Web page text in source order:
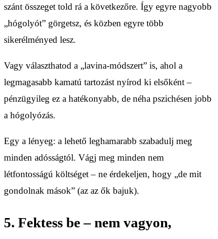
szánt összeget told rá a következőre. Így egyre nagyobb
„hógolyót” görgetsz, és közben egyre több
sikerélményed lesz.
Vagy választhatod a „lavina-módszert” is, ahol a
legmagasabb kamatú tartozást nyírod ki elsőként –
pénzügyileg ez a hatékonyabb, de néha pszichésen jobb
a hógolyózás.
Egy a lényeg: a lehető leghamarabb szabadulj meg
minden adósságtól. Vágj meg minden nem
létfontosságú költséget – ne érdekeljen, hogy „de mit
gondolnak mások” (az az ők bajuk).
5. Fektess be – nem vagyon,